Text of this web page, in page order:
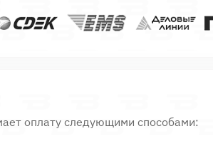
оплату следующими способами: